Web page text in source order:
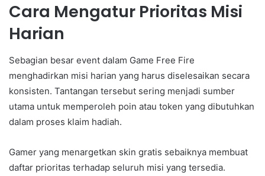
Cara Mengatur Prioritas Misi
Harian
Sebagian besar event dalam Game Free Fire
menghadirkan misi harian yang harus diselesaikan secara
konsisten. Tantangan tersebut sering menjadi sumber
utama untuk memperoleh poin atau token yang dibutuhkan
dalam proses klaim hadiah.
Gamer yang menargetkan skin gratis sebaiknya membuat
daftar prioritas terhadap seluruh misi yang tersedia.